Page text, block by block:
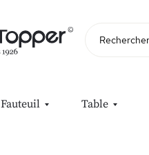
Fauteuil Table